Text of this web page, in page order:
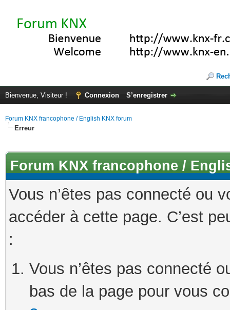
Bienvenue, Visiteur ! Connexion S’enregistrer
Forum KNX francophone / English KNX forum
Erreur
Forum KNX francophone /
Vous n’êtes pas connecté ou
accéder à cette page. C’est
:
Vous n’êtes pas connecté
bas de la page pour vous